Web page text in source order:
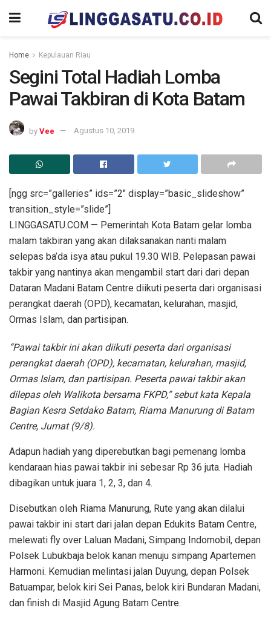
Home Kepulauan Riau
Segini Total Hadiah Lomba
Pawai Takbiran di Kota Batam
by Vee Agustus 10, 2019
[ngg src=”galleries” ids=”2″ display=”basic_slideshow”
transition_style=”slide”]
LINGGASATU.COM — Pemerintah Kota Batam gelar lomba
malam takbiran yang akan dilaksanakan nanti malam
selepas ba’da isya atau pukul 19.30 WIB. Pelepasan pawai
takbir yang nantinya akan mengambil start dari dari depan
Dataran Madani Batam Centre diikuti peserta dari organisasi
perangkat daerah (OPD), kecamatan, kelurahan, masjid,
Ormas Islam, dan partisipan.
“Pawai takbir ini akan diikuti peserta dari organisasi
perangkat daerah (OPD), kecamatan, kelurahan, masjid,
Ormas Islam, dan partisipan. Peserta pawai takbir akan
dilepas oleh Walikota bersama FKPD,” sebut kata Kepala
Bagian Kesra Setdako Batam, Riama Manurung di Batam
Centre, Jumat (9/8).
Adapun hadiah yang diperebutkan bagi pemenang lomba
kendaraan hias pawai takbir ini sebesar Rp 36 juta. Hadiah
dibagikan untuk juara 1, 2, 3, dan 4.
Disebutkan oleh Riama Manurung, Rute yang akan dilalui
pawai takbir ini start dari jalan depan Edukits Batam Centre,
melewati fly over Laluan Madani, Simpang Indomobil, depan
Polsek Lubukbaja belok kanan menuju simpang Apartemen
Harmoni. Kemudian melintasi jalan Duyung, depan Polsek
Batuampar, belok kiri Sei Panas, belok kiri Bundaran Madani,
dan finish di Masjid Agung Batam Centre.